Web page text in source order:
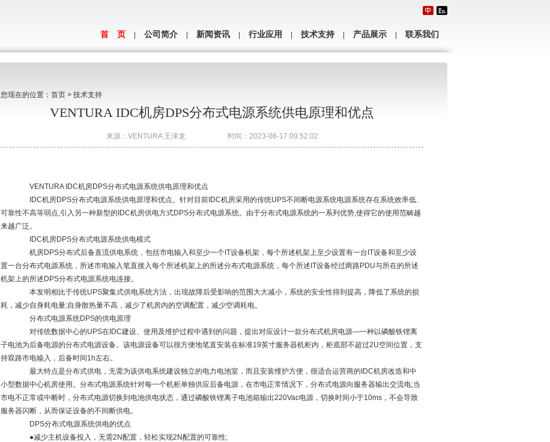
联系我们
产品展示
技术支持
行业应用
新闻资讯
公司简介
首 页
您现在的位置： 首页 > 技术支持
VENTURA IDC机房DPS分布式电源系统供电原理和优点
来源： VENTURA 王泽龙 时间：2023-06-17 09:52:02
VENTURA IDC机房DPS分布式电源系统供电原理和优点
IDC机房DPS分布式电源系统供电原理和优点。针对目前IDC机房采用的传统UPS不间断电源系统电源系统存在系统效率低、
可靠性不高等弱点,引入另一种新型的IDC机房供电方式DPS分布式电源系统。由于分布式电源系统的一系列优势,使得它的使用范畴越
来越广泛。
IDC机房DPS分布式电源系统供电模式
机房DPS分布式后备直流供电系统，包括市电输入和至少一个IT设备机架，每个所述机架上至少设置有一台IT设备和至少设
置一台分布式电源系统，所述市电输入笔直接入每个所述机架上的所述分布式电源系统，每个所述IT设备经过两路PDU与所在的所述
机架上的所述DPS分布式电源系统电连接。
本发明相比于传统UPS聚集式供电系统方法，出现故障后受影响的范围大大减小，系统的安全性得到提高，降低了系统的损
耗，减少自身耗电量;自身散热量不高，减少了机房内的空调配置，减少空调耗电。
分布式电源系统DPS的供电原理
对传统数据中心的UPS在IDC建设、使用及维护过程中遇到的问题，提出对应设计一款分布式机房电源—一种以磷酸铁锂离
子电池为后备电源的分布式电源设备。该电源设备可以很方便地笔直安装在标准19英寸服务器机柜内，柜底部不超过2U空间位置，支
持双路市电输入，后备时间1h左右。
最大特点是分布式供电，无需为该供电系统建设独立的电力电池室，而且安装维护方便，很适合运营商的IDC机房改造和中
小型数据中心机房使用。分布式电源系统针对每一个机柜单独供应后备电源，在市电正常情况下，分布式电源向服务器输出交流电;当
市电不正常或中断时，分布式电源切换到电池供电状态，通过磷酸铁锂离子电池箱输出220Vac电源，切换时间小于10ms，不会导致
服务器闪断，从而保证设备的不间断供电。
DPS分布式电源系统供电的优点
●减少主机设备投入，无需2N配置，轻松实现2N配置的可靠性;